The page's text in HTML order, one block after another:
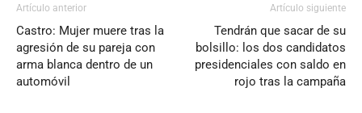
Artículo anterior
Castro: Mujer muere tras la
agresión de su pareja con
arma blanca dentro de un
automóvil
Artículo siguiente
Tendrán que sacar de su
bolsillo: los dos candidatos
presidenciales con saldo en
rojo tras la campaña